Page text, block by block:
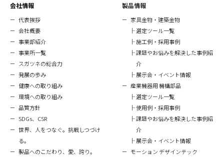
会社情報
代表挨拶
会社概要
事業部紹介
事業所一覧
スガツネの総合力
発展の歩み
健康への取り組み
環境への取り組み
品質方針
SDGs、CSR
世界、人をつなぐ。挑戦しつづけ
る。
製品へのこだわり、愛、誇り。
製品情報
家具金物・建築金物
選定ツール一覧
施工例・採用事例
課題やお悩みを解決した事例紹
介
展示会・イベント情報
産業機器用 機構部品
選定ツール一覧
使用例・採用事例
課題やお悩みを解決した事例紹
介
展示会・イベント情報
モーション デザインテック